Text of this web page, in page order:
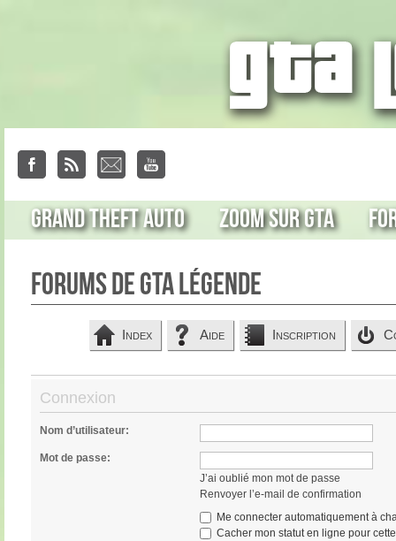
Grand Theft Auto Zoom sur GTA
Forums de GTA Légende
Index Aide Inscription
Connexion
Nom d’utilisateur:
Mot de passe:
J’ai oublié mon mot de passe
Renvoyer l’e-mail de confirmation
Me connecter automatiquement à
Cacher mon statut en ligne pour